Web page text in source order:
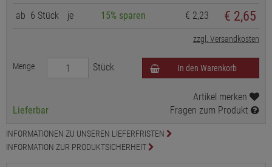
ab 6 Stück je 15% sparen € 2,23 € 2,65
zzgl. Versandkosten
Menge Stück In den Warenkorb
Lieferbar
Artikel merken
Fragen zum Produkt
INFORMATIONEN ZU UNSEREN LIEFERFRISTEN
INFORMATION ZUR PRODUKTSICHERHEIT